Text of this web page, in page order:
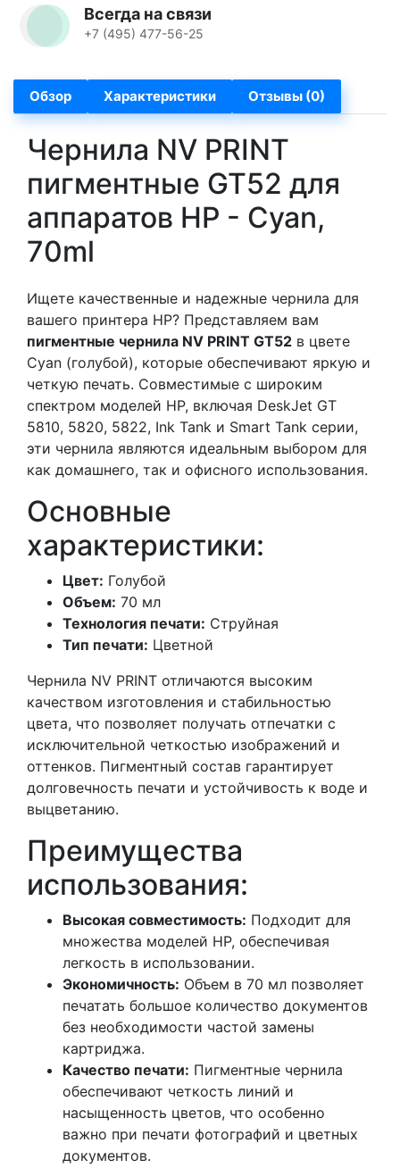
Всегда на связи
+7 (495) 477-56-25
Обзор Характеристики Отзывы (0)
Чернила NV PRINT
пигментные GT52 для
аппаратов HP - Cyan,
70ml
Ищете качественные и надежные чернила для
вашего принтера HP? Представляем вам
пигментные чернила NV PRINT GT52 в цвете
Cyan (голубой), которые обеспечивают яркую и
четкую печать. Совместимые с широким
спектром моделей HP, включая DeskJet GT
5810, 5820, 5822, Ink Tank и Smart Tank серии,
эти чернила являются идеальным выбором для
как домашнего, так и офисного использования.
Основные
характеристики:
Цвет: Голубой
Объем: 70 мл
Технология печати: Струйная
Тип печати: Цветной
Чернила NV PRINT отличаются высоким
качеством изготовления и стабильностью
цвета, что позволяет получать отпечатки с
исключительной четкостью изображений и
оттенков. Пигментный состав гарантирует
долговечность печати и устойчивость к воде и
выцветанию.
Преимущества
использования:
Высокая совместимость: Подходит для
множества моделей HP, обеспечивая
легкость в использовании.
Экономичность: Объем в 70 мл позволяет
печатать большое количество документов
без необходимости частой замены
картриджа.
Качество печати: Пигментные чернила
обеспечивают четкость линий и
насыщенность цветов, что особенно
важно при печати фотографий и цветных
документов.